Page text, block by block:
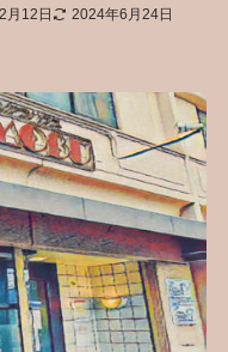
月12日
2024年6月24日